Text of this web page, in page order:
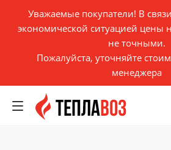
Уважаемые покупатели! В
экономической ситуацией цены
не точными.
Пожалуйста, уточняйте
менеджера